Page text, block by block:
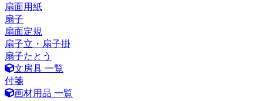
扇面用紙
扇子
扇面定規
扇子立・扇子掛
扇子たとう
文房具 一覧
付箋
画材用品 一覧